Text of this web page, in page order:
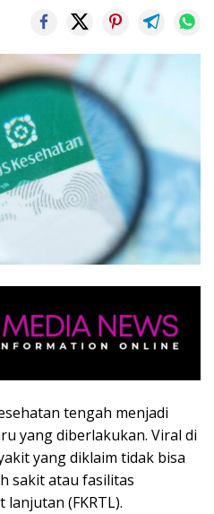
tengah menjadi
yang diberlakukan. Viral di
yang diklaim tidak bisa
sakit atau fasilitas
(FKRTL).